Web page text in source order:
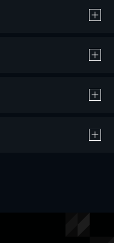
ド決済による作品の購入 / レンタルです。